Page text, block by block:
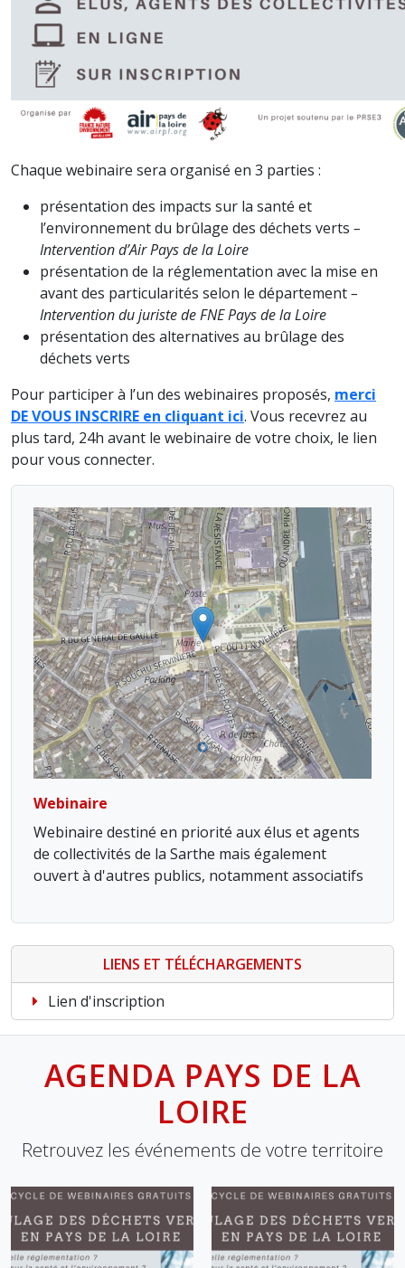
Chaque webinaire sera organisé en 3 parties :
présentation des impacts sur la santé et
l’environnement du brûlage des déchets verts –
Intervention d’Air Pays de la Loire
présentation de la réglementation avec la mise en
avant des particularités selon le département–
Intervention du juriste de FNE Pays de la Loire
présentation des alternatives au brûlage des
déchets verts
Pour participer à l’un des webinaires proposés, merci
DE VOUS INSCRIRE en cliquant ici. Vous recevrez au
plus tard, 24h avant le webinaire de votre choix, le lien
pour vous connecter.
Webinaire
Webinaire destiné en priorité aux élus et agents
de collectivités de la Sarthe mais également
ouvert à d'autres publics, notamment associatifs
LIENS ET TÉLÉCHARGEMENTS
Lien d'inscription
AGENDA PAYS DE LA
LOIRE
Retrouvez les événements de votre territoire